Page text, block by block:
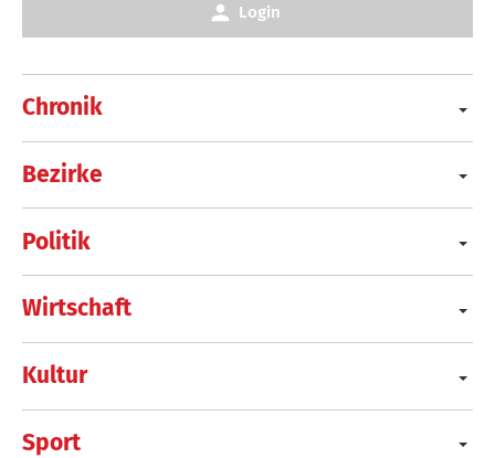
Chronik
Bezirke
Politik
Wirtschaft
Kultur
Sport
Login